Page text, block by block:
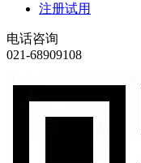
注册试用
电话咨询
021-68909108